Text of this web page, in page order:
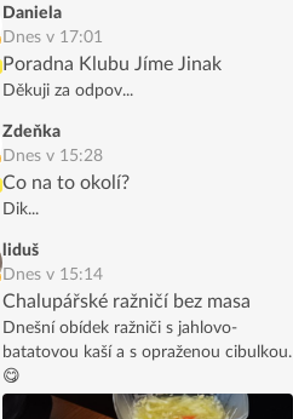
Daniela
Dnes v 17:01
Poradna Klubu Jíme Jinak
Děkuji za odpov...
Zdeňka
Dnes v 15:28
Co na to okolí?
Dik...
liduš
Dnes v 15:14
Chalupářské ražničí bez masa
Dnešní obídek ražniči s jahlovo-
batatovou kaší a s opraženou cibulkou.
😋